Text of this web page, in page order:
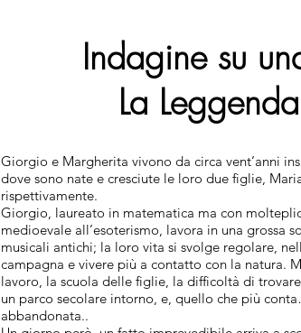
Indagine su
La
Giorgio e Margherita vivono da circa vent’anni
dove sono nate e cresciute le loro due figlie,
rispettivamente.
Giorgio, laureato in matematica ma con
medioevale all’esoterismo, lavora in una grossa
musicali antichi; la loro vita si svolge regolare,
campagna e vivere più a contatto con la
lavoro, la scuola delle figlie, la difficoltà di
un parco secolare intorno, e, quello che più
abbandonata..